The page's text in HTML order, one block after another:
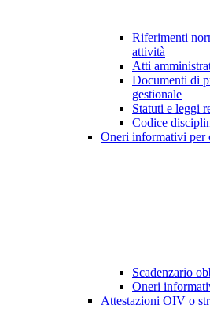
Riferimenti
attività
Atti
Documenti di
gestionale
Statuti e leggi
Codice
Oneri informativi per
Scadenzario
Oneri
Attestazioni OIV o